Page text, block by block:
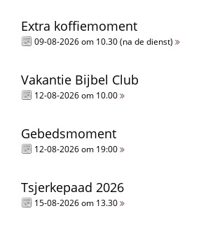
Extra koffiemoment
09-08-2026 om 10.30 (na de dienst)
Vakantie Bijbel Club
12-08-2026 om 10.00
Gebedsmoment
12-08-2026 om 19:00
Tsjerkepaad 2026
15-08-2026 om 13.30